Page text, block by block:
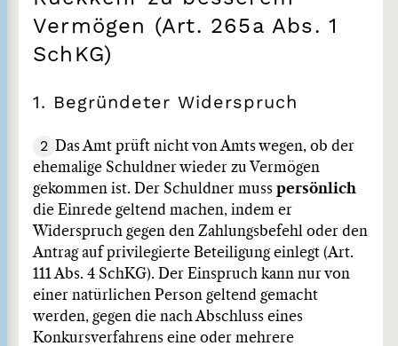
Vermögen (Art. 265a Abs. 1
SchKG)
1. Begründeter Widerspruch
2
Das Amt prüft nicht von Amts wegen, ob der
ehemalige Schuldner wieder zu Vermögen
gekommen ist. Der Schuldner muss persönlich
die Einrede geltend machen, indem er
Widerspruch gegen den Zahlungsbefehl oder den
Antrag auf privilegierte Beteiligung einlegt (Art.
111 Abs. 4 SchKG). Der Einspruch kann nur von
einer natürlichen Person geltend gemacht
werden, gegen die nach Abschluss eines
Konkursverfahrens eine oder mehrere